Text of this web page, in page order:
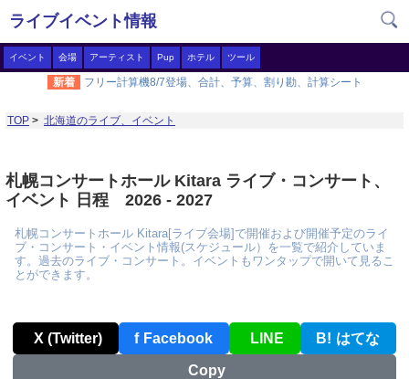
ライブイベント情報
イベント 会場 アーティスト Pup ホテル ツール
新着 フリー計算機8/7登場、合計、予算、割り勘、計算シート
TOP > 北海道のライブ、イベント
札幌コンサートホール Kitara ライブ・コンサート、
イベント 日程 2026 - 2027
札幌コンサートホール Kitara[ライブ会場]で開催および開催予定のライ
ブ・コンサート・イベント情報(スケジュール）を一覧で紹介していま
す。過去のライブ・コンサート。イベントもワンタップで開いて見るこ
とができます。
X (Twitter) f Facebook LINE B! はてな
Copy